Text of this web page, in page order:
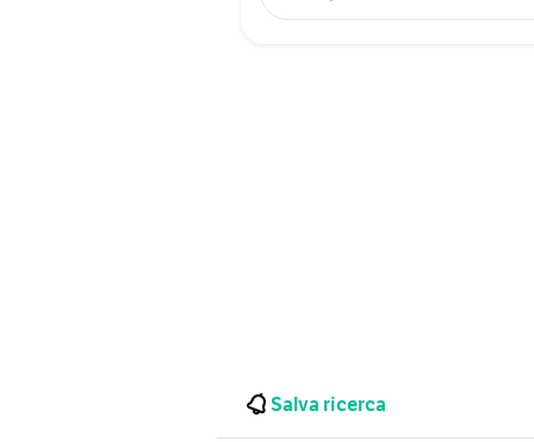
Salva ricerca